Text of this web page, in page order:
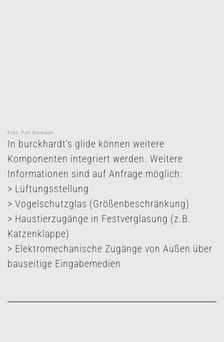
Foto: Piet Niemann
In burckhardt’s glide können weitere
Komponenten integriert werden. Weitere
Informationen sind auf Anfrage möglich:
> Lüftungsstellung
> Vogelschutzglas (Größenbeschränkung)
> Haustierzugänge in Festverglasung (z.B.
Katzenklappe)
> Elektromechanische Zugänge von Außen über
bauseitige Eingabemedien